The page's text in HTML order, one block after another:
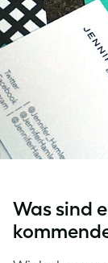
Was sind